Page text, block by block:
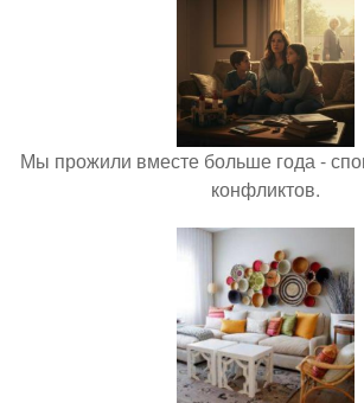
Мы прожили вместе больше года -
конфликтов.